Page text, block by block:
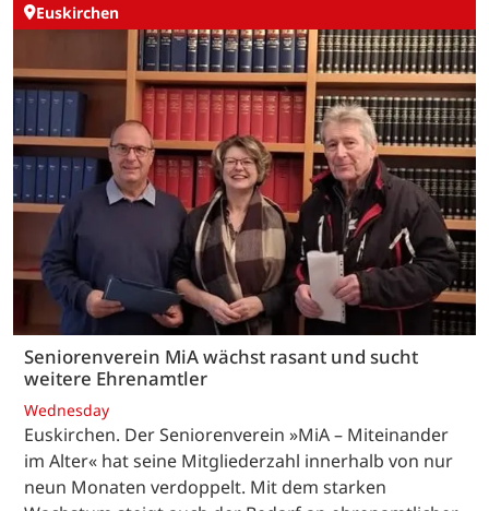
Euskirchen
Seniorenverein MiA wächst rasant und sucht
weitere Ehrenamtler
Wednesday
Euskirchen. Der Seniorenverein »MiA – Miteinander
im Alter« hat seine Mitgliederzahl innerhalb von nur
neun Monaten verdoppelt. Mit dem starken